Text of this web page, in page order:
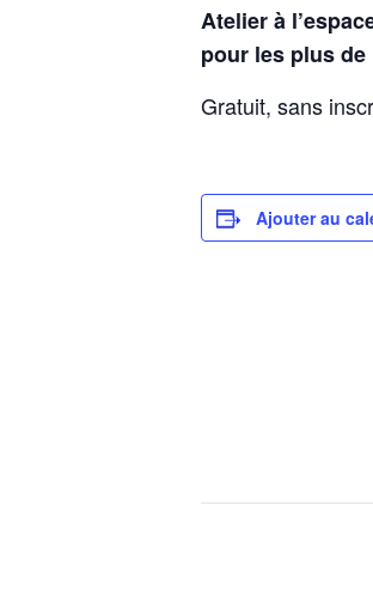
Atelier à
pour les plus de
Gratuit, sans
Ajouter au